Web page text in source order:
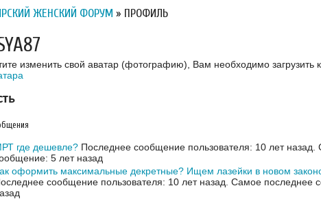
ЖЕНСКИЙ ФОРУМ » ПРОФИЛЬ
изменить свой аватар (фотографию), Вам необходимо загрузить
где дешевле? Последнее сообщение пользователя: 10 лет назад.
5 лет назад
оформить максимальные декретные? Ищем лазейки в новом
сообщение пользователя: 10 лет назад. Самое последнее